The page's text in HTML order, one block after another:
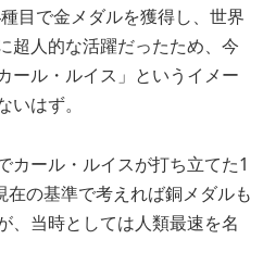
目で金メダルを獲得し、世界
超人的な活躍だったため、今
ール・ルイス」というイメー
はず。
カール・ルイスが打ち立てた1
の基準で考えれば銅メダルも
、当時としては人類最速を名